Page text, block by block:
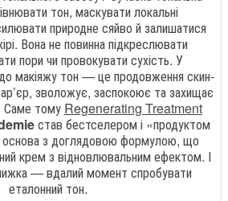
тон, маскувати локальні
природне сяйво й залишатися
Вона не повинна підкреслювати
пори чи провокувати сухість. У
до макіяжу тон — це продовження скин-
зволожує, заспокоює та захищає
Саме тому Regenerating Treatment
став бестселером і «продуктом
основа з доглядовою формулою, що
крем з відновлювальним ефектом. І
— вдалий момент спробувати
еталонний тон.